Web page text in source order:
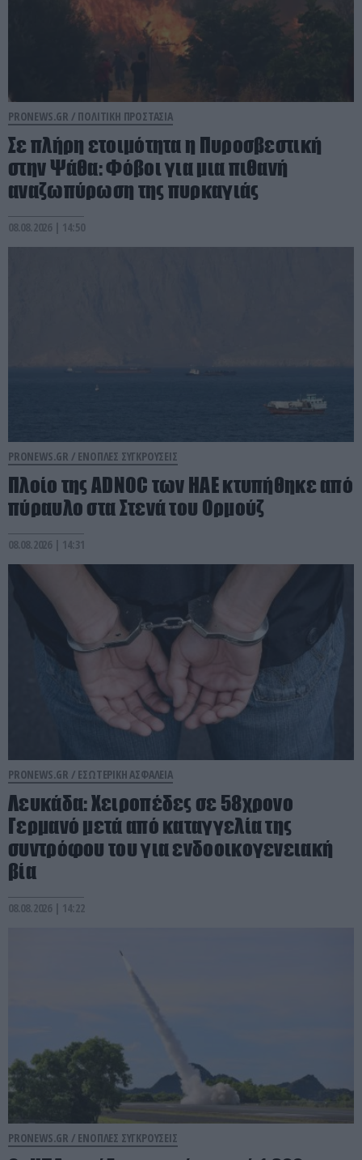
PRONEWS.GR / ΠΟΛΙΤΙΚΗ ΠΡΟΣΤΑΣΙΑ
Σε πλήρη ετοιμότητα η Πυροσβεστική
στην Ψάθα: Φόβοι για μια πιθανή
αναζωπύρωση της πυρκαγιάς
08.08.2026 | 14:50
PRONEWS.GR / ΕΝΟΠΛΕΣ ΣΥΓΚΡΟΥΣΕΙΣ
Πλοίο της ADNOC των ΗΑΕ κτυπήθηκε από
πύραυλο στα Στενά του Ορμούζ
08.08.2026 | 14:31
PRONEWS.GR / ΕΣΩΤΕΡΙΚΗ ΑΣΦΑΛΕΙΑ
Λευκάδα: Χειροπέδες σε 58χρονο
Γερμανό μετά από καταγγελία της
συντρόφου του για ενδοοικογενειακή
βία
08.08.2026 | 14:22
PRONEWS.GR / ΕΝΟΠΛΕΣ ΣΥΓΚΡΟΥΣΕΙΣ